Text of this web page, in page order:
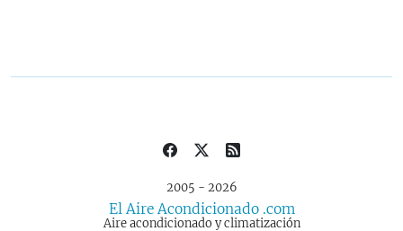
2005 - 2026
El Aire Acondicionado .com
Aire acondicionado y climatización